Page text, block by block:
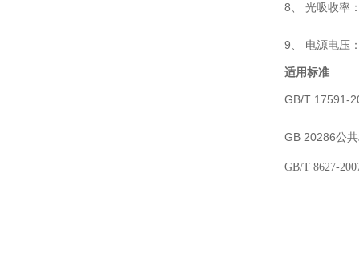
8、 光吸收率
9、 电源电压
适用标准
GB/T 17591-
GB 20286公
GB/T 8627-